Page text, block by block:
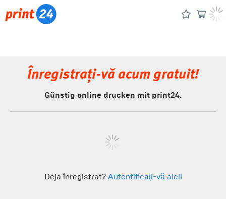
Înregistrați-vă acum gratuit!
Günstig online drucken mit print24.
Deja înregistrat? Autentificați-vă aici!